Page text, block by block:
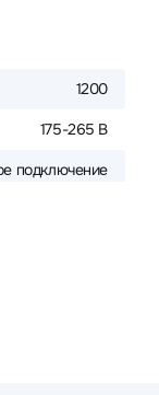
1200
175-265 В
подключение